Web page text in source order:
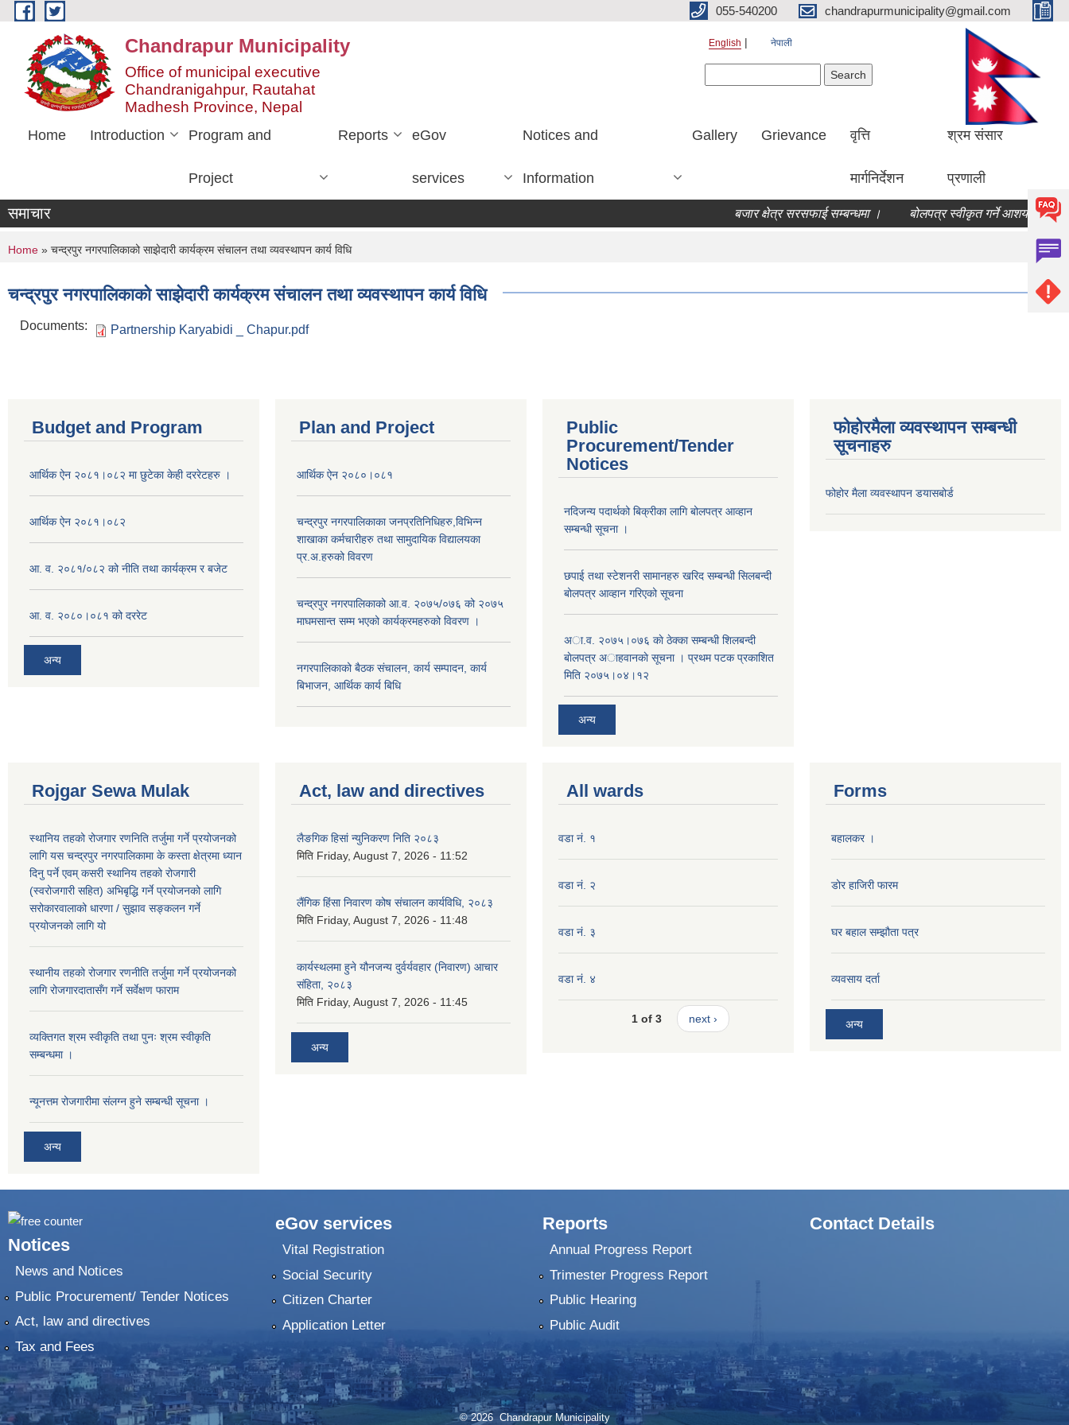
Skip to main content 055-540200 chandrapurmunicipality@gmail.com
Chandrapur Municipality
Office of municipal executive
Chandranigahpur, Rautahat
Madhesh Province, Nepal
English नेपाली
Home Introduction Program and
Project
Reports eGov
services
Notices and
Information
Gallery Grievance वृत्ति
मार्गनिर्देशन
श्रम संसार
प्रणाली
समाचार बजार क्षेत्र सरसफाई सम्बन्धमा । बोलपत्र स्वीकृत गर्ने आशयको सूचना ।
You are here
Home » चन्द्रपुर नगरपालिकाको साझेदारी कार्यक्रम संचालन तथा व्यवस्थापन कार्य विधि
चन्द्रपुर नगरपालिकाको साझेदारी कार्यक्रम संचालन तथा व्यवस्थापन कार्य विधि
Documents: Partnership Karyabidi _ Chapur.pdf
Budget and Program
आर्थिक ऐन २०८१।०८२ मा छुटेका केही दररेटहरु ।
आर्थिक ऐन २०८१।०८२
आ. व. २०८१/०८२ को नीति तथा कार्यक्रम र बजेट
आ. व. २०८०।०८१ को दररेट
अन्य
Plan and Project
आर्थिक ऐन २०८०।०८१
चन्द्रपुर नगरपालिकाका जनप्रतिनिधिहरु,विभिन्न
शाखाका कर्मचारीहरु तथा सामुदायिक विद्यालयका
प्र.अ.हरुको विवरण
चन्द्रपुर नगरपालिकाको आ.व. २०७५/०७६ को २०७५
माघमसान्त सम्म भएको कार्यक्रमहरुको विवरण ।
नगरपालिकाको बैठक संचालन, कार्य सम्पादन, कार्य
बिभाजन, आर्थिक कार्य बिधि
Public
Procurement/Tender
Notices
नदिजन्य पदार्थको बिक्रीका लागि बोलपत्र आव्हान
सम्बन्धी सूचना ।
छपाई तथा स्टेशनरी सामानहरु खरिद सम्बन्धी सिलबन्दी
बोलपत्र आव्हान गरिएको सूचना
अा.व. २०७५।०७६ काे ठेक्का सम्बन्धी शिलबन्दी
बाेलपत्र अाहवानकाे सूचना । प्रथम पटक प्रकाशित
मिति २०७५।०४।१२
अन्य
फोहोरमैला व्यवस्थापन सम्बन्धी
सूचनाहरु
फोहोर मैला व्यवस्थापन डयासबोर्ड
Rojgar Sewa Mulak
स्थानिय तहको रोजगार रणनिति तर्जुमा गर्ने प्रयोजनको
लागि यस चन्द्रपुर नगरपालिकामा के कस्ता क्षेत्रमा ध्यान
दिनु पर्ने एवम् कसरी स्थानिय तहको रोजगारी
(स्वरोजगारी सहित) अभिबृद्धि गर्ने प्रयोजनको लागि
सरोकारवालाको धारणा / सुझाव सङ्कलन गर्ने
प्रयोजनको लागि यो
स्थानीय तहको रोजगार रणनीति तर्जुमा गर्ने प्रयोजनको
लागि रोजगारदातासँग गर्ने सर्वेक्षण फाराम
व्यक्तिगत श्रम स्वीकृति तथा पुनः श्रम स्वीकृति
सम्बन्धमा ।
न्यूनत्तम रोजगारीमा संलग्न हुने सम्बन्धी सूचना ।
अन्य
Act, law and directives
लैङगिक हिसां न्युनिकरण निति २०८३
मिति Friday, August 7, 2026 - 11:52
लैंगिक हिंसा निवारण कोष संचालन कार्यविधि, २०८३
मिति Friday, August 7, 2026 - 11:48
कार्यस्थलमा हुने यौनजन्य दुर्वर्यवहार (निवारण) आचार
संहिता, २०८३
मिति Friday, August 7, 2026 - 11:45
अन्य
All wards
वडा नं. १
वडा नं. २
वडा नं. ३
वडा नं. ४
1 of 3 next ›
Forms
बहालकर ।
डोर हाजिरी फारम
घर बहाल सम्झौता पत्र
व्यवसाय दर्ता
अन्य
Notices
News and Notices
Public Procurement/ Tender Notices
Act, law and directives
Tax and Fees
eGov services
Vital Registration
Social Security
Citizen Charter
Application Letter
Reports
Annual Progress Report
Trimester Progress Report
Public Hearing
Public Audit
Contact Details
© 2026 Chandrapur Municipality